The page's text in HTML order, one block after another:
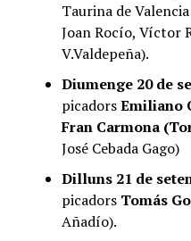
Taurina de Valencia
Joan Rocío, Víctor
V.Valdepeña).
Diumenge 20 de
picadorsEmiliano
Fran Carmona
José Cebada Gago)
Dilluns 21 de
picadors Tomás
Añadío).